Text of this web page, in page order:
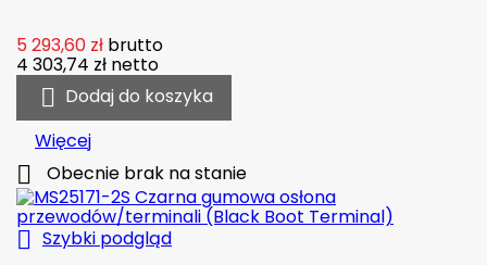
5 293,60 zł brutto
4 303,74 zł netto
 Dodaj do koszyka
Więcej
 Obecnie brak na stanie
 Szybki podgląd